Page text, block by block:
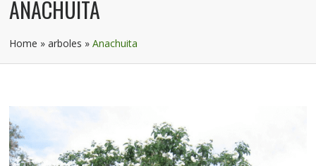
ANACHUITA
Home »arboles »Anachuita